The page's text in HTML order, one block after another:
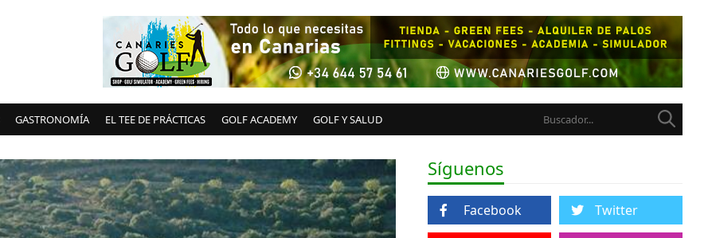
GASTRONOMÍA EL TEE DE PRÁCTICAS GOLF ACADEMY GOLF Y SALUD
Síguenos
Facebook Twitter